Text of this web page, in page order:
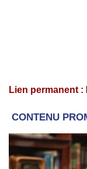
Lien permanent :